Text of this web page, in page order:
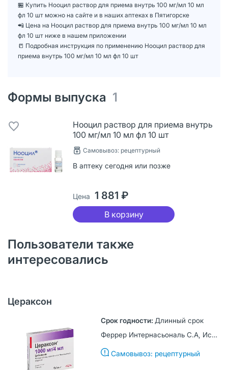
🏪 Купить Нооцил раствор для приема внутрь 100 мг/мл 10 мл
фл 10 шт можно на сайте и в наших аптеках в Пятигорске
📲 Цена на Нооцил раствор для приема внутрь 100 мг/мл 10 мл
фл 10 шт ниже в нашем приложении
📒 Подробная инструкция по применению Нооцил раствор для
приема внутрь 100 мг/мл 10 мл фл 10 шт
Формы выпуска 1
Нооцил раствор для приема внутрь
100 мг/мл 10 мл фл 10 шт
Самовывоз: рецептурный
В аптеку сегодня или позже
Цена 1 881 ₽
В корзину
Пользователи также
интересовались
Цераксон
Длинный срок
Феррер Интернасьональ С.А, Испания
Самовывоз: рецептурный